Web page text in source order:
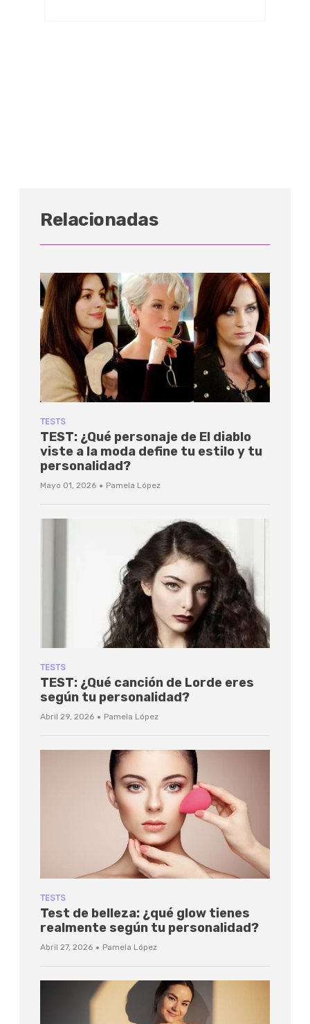
Relacionadas
TESTS
TEST: ¿Qué personaje de El diablo
viste a la moda define tu estilo y tu
personalidad?
Mayo 01, 2026 · Pamela López
TESTS
TEST: ¿Qué canción de Lorde eres
según tu personalidad?
Abril 29, 2026 · Pamela López
TESTS
Test de belleza: ¿qué glow tienes
realmente según tu personalidad?
Abril 27, 2026 · Pamela López